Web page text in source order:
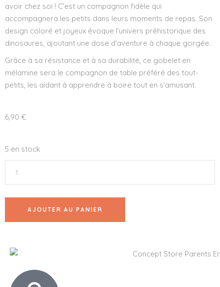
avoir chez soi ! C’est un compagnon fidèle qui
accompagnera les petits dans leurs moments de repas. Son
design coloré et joyeux évoque l’univers préhistorique des
dinosaures, ajoutant une dose d’aventure à chaque gorgée.
Grâce à sa résistance et à sa durabilité, ce gobelet en
mélamine sera le compagnon de table préféré des tout-
petits, les aidant à apprendre à boire tout en s’amusant.
6,90 €
5 en stock
AJOUTER AU PANIER